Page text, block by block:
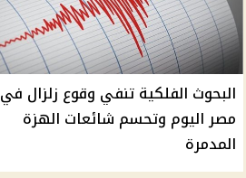
البحوث الفلكية تنفي وقوع زلزال في
مصر اليوم وتحسم شائعات الهزة
المدمرة